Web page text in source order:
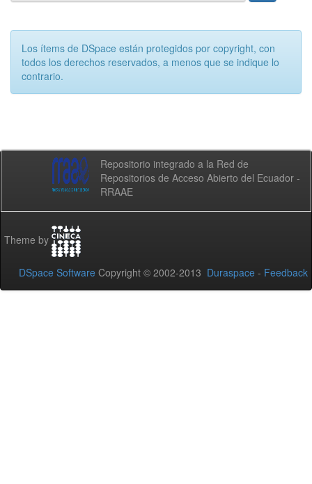
Los ítems de DSpace están protegidos por copyright, con
todos los derechos reservados, a menos que se indique lo
contrario.
Repositorio integrado a la Red de
Repositorios de Acceso Abierto del Ecuador -
RRAAE
Theme by
DSpace Software Copyright © 2002-2013 Duraspace - Feedback